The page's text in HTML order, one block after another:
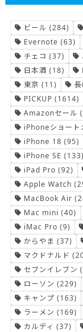
ビール (284)
Evernote (63)
チェコ (37)
日本酒 (18)
東京 (11)
PICKUP (1614)
Amazonセール
iPhoneショート
iPhone 18 (95)
iPhone SE (133)
iPad Pro (92)
Apple Watch
MacBook Air
Mac mini (40)
iMac Pro (9)
からやま (37)
マクドナルド
セブンイレブン
ローソン (229)
キャンプ (163)
ラーメン (169)
カルディ (37)